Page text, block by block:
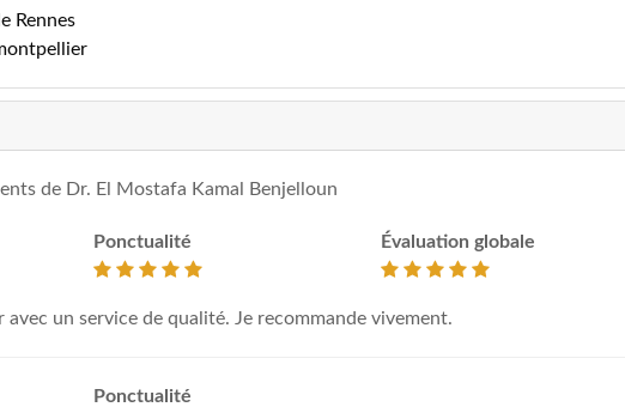
Rennes
de Dr. El Mostafa Kamal Benjelloun
Ponctualité Évaluation globale
avec un service de qualité. Je recommande vivement.
Ponctualité